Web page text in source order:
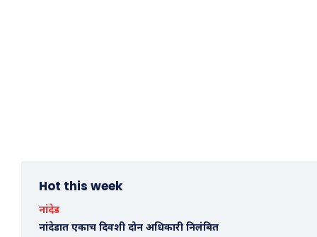
Hot this week
नांदेड
नांदेडात एकाच दिवशी दोन अधिकारी निलंबित